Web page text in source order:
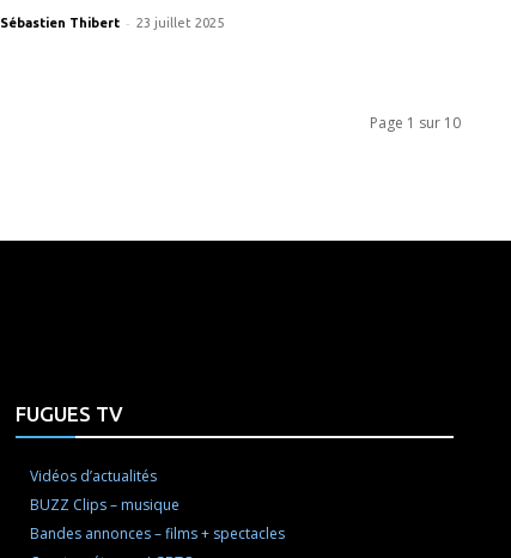
Sébastien Thibert - 23 juillet 2025
Page 1 sur 10
FUGUES TV
Vidéos d’actualités
BUZZ Clips – musique
Bandes annonces – films + spectacles